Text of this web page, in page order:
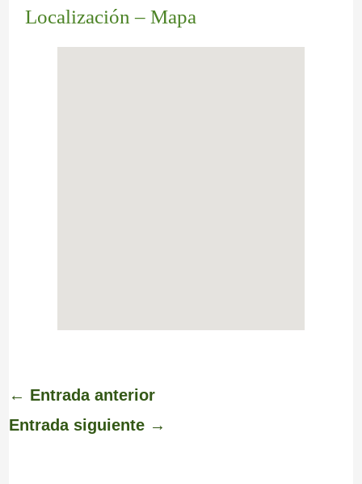
Localización – Mapa
← Entrada anterior
Entrada siguiente →